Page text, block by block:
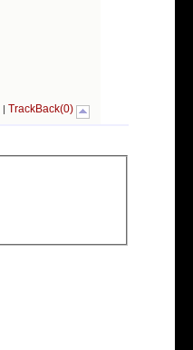
| TrackBack(0)